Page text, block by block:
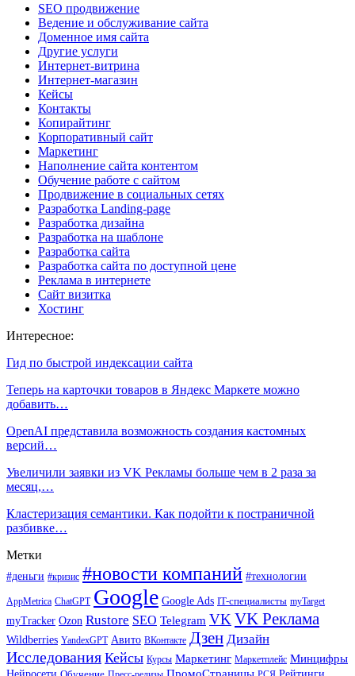
SEO продвижение
Ведение и обслуживание сайта
Доменное имя сайта
Другие услуги
Интернет-витрина
Интернет-магазин
Кейсы
Контакты
Копирайтинг
Корпоративный сайт
Маркетинг
Наполнение сайта контентом
Обучение работе с сайтом
Продвижение в социальных сетях
Разработка Landing-page
Разработка дизайна
Разработка на шаблоне
Разработка сайта
Разработка сайта по доступной цене
Реклама в интернете
Сайт визитка
Хостинг
Интересное:
Гид по быстрой индексации сайта
Теперь на карточки товаров в Яндекс Маркете можно
добавить…
OpenAI представила возможность создания кастомных
версий…
Увеличили заявки из VK Рекламы больше чем в 2 раза за
месяц,…
Кластеризация семантики. Как подойти к постраничной
разбивке…
Метки
#деньги #кризис #новости компаний #технологии
AppMetrica ChatGPT Google Google Ads IT-специалисты myTarget
myTracker Ozon Rustore SEO Telegram VK VK Реклама
Wildberries YandexGPT Авито ВКонтакте Дзен Дизайн
Исследования Кейсы Курсы Маркетинг Маркетплейс Минцифры
ПромоСтраницы